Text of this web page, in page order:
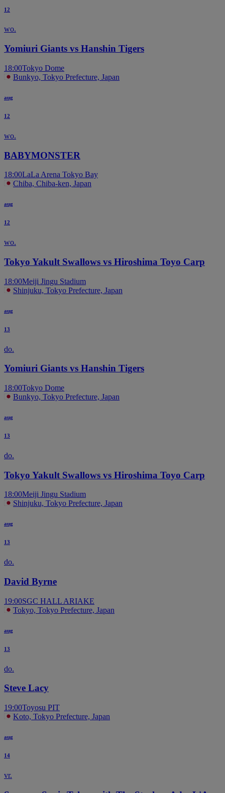
12
wo.
Yomiuri Giants vs Hanshin Tigers
18:00Tokyo Dome
Bunkyo, Tokyo Prefecture, Japan
aug
12
wo.
BABYMONSTER
18:00LaLa Arena Tokyo Bay
Chiba, Chiba-ken, Japan
aug
12
wo.
Tokyo Yakult Swallows vs Hiroshima Toyo Carp
18:00Meiji Jingu Stadium
Shinjuku, Tokyo Prefecture, Japan
aug
13
do.
Yomiuri Giants vs Hanshin Tigers
18:00Tokyo Dome
Bunkyo, Tokyo Prefecture, Japan
aug
13
do.
Tokyo Yakult Swallows vs Hiroshima Toyo Carp
18:00Meiji Jingu Stadium
Shinjuku, Tokyo Prefecture, Japan
aug
13
do.
David Byrne
19:00SGC HALL ARIAKE
Tokyo, Tokyo Prefecture, Japan
aug
13
do.
Steve Lacy
19:00Toyosu PIT
Koto, Tokyo Prefecture, Japan
aug
14
vr.